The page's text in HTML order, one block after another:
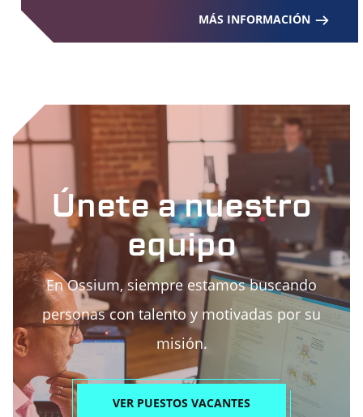
MÁS INFORMACIÓN
Únete a nuestro
equipo
En Ossium, siempre estamos buscando
personas con talento y motivadas por su
misión.
VER PUESTOS VACANTES